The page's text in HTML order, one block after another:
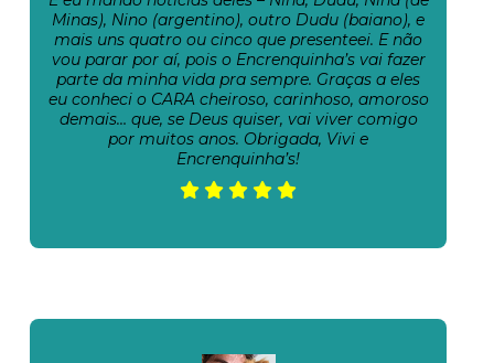
Minas), Nino (argentino), outro Dudu (baiano), e
mais uns quatro ou cinco que presenteei. E não
vou parar por aí, pois o Encrenquinha’s vai fazer
parte da minha vida pra sempre. Graças a eles
eu conheci o CARA cheiroso, carinhoso, amoroso
demais… que, se Deus quiser, vai viver comigo
por muitos anos. Obrigada, Vivi e
Encrenquinha’s!